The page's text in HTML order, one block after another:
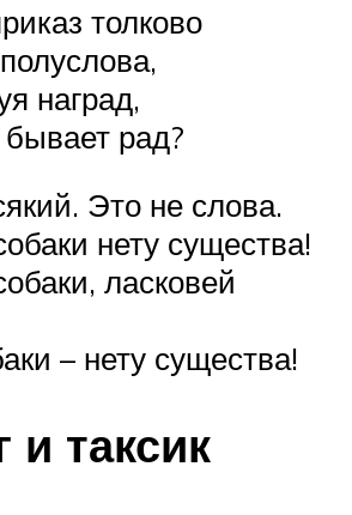
толково
наград,
рад?
Это не слова.
нету существа!
ласковей
– нету существа!
и таксик